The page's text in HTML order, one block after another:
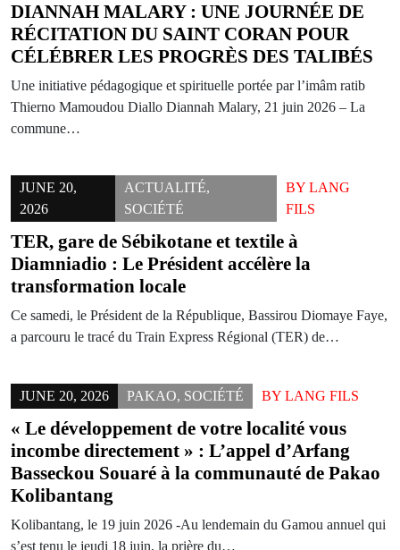
DIANNAH MALARY : UNE JOURNÉE DE
RÉCITATION DU SAINT CORAN POUR
CÉLÉBRER LES PROGRÈS DES TALIBÉS
Une initiative pédagogique et spirituelle portée par l’imâm ratib
Thierno Mamoudou Diallo Diannah Malary, 21 juin 2026 – La
commune…
JUNE 20,
2026
ACTUALITÉ,
SOCIÉTÉ
BYLANG
FILS
TER, gare de Sébikotane et textile à
Diamniadio : Le Président accélère la
transformation locale
Ce samedi, le Président de la République, Bassirou Diomaye Faye,
a parcouru le tracé du Train Express Régional (TER) de…
JUNE 20, 2026 PAKAO, SOCIÉTÉ BY LANG FILS
« Le développement de votre localité vous
incombe directement » : L’appel d’Arfang
Basseckou Souaré à la communauté de Pakao
Kolibantang
Kolibantang, le 19 juin 2026 -Au lendemain du Gamou annuel qui
s’est tenu le jeudi 18 juin, la prière du…